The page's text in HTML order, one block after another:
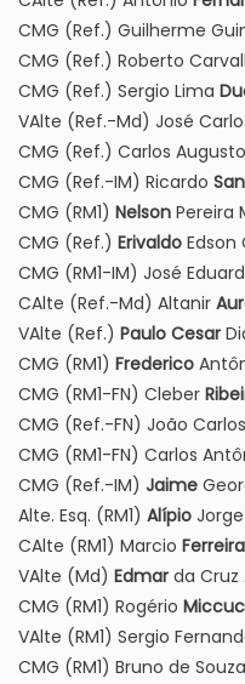
CMG (Ref.) Guilherme
CMG (Ref.) Roberto
CMG (Ref.) Sergio Lima
VAlte (Ref.-Md) José
CMG (Ref.) Carlos
CMG (Ref.-IM) Ricardo
CMG (RM1) Nelson Pereira
CMG (Ref.) Erivaldo Edson
CMG (RM1-IM) José
CAlte (Ref.-Md) Altanir
VAlte (Ref.) Paulo Cesar
CMG (RM1) Frederico
CMG (RM1-FN) Cleber
CMG (Ref.-FN) João
CMG (RM1-FN) Carlos
CMG (Ref.-IM) Jaime
Alte. Esq. (RM1) Alípio
CAlte (RM1) Marcio
VAlte (Md) Edmar da Cruz
CMG (RM1) Rogério
VAlte (RM1) Sergio
CMG (RM1) Bruno de Souza